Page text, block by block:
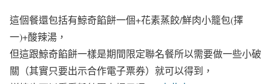
這個餐還包括有鯨奇餡餅一個+花素蒸餃/鮮肉小籠包(擇
一)+酸辣湯，
但這跟鯨奇餡餅一樣是期間限定聯名餐所以需要做一些小破
關（其實只要出示合作電子票券）就可以得到，